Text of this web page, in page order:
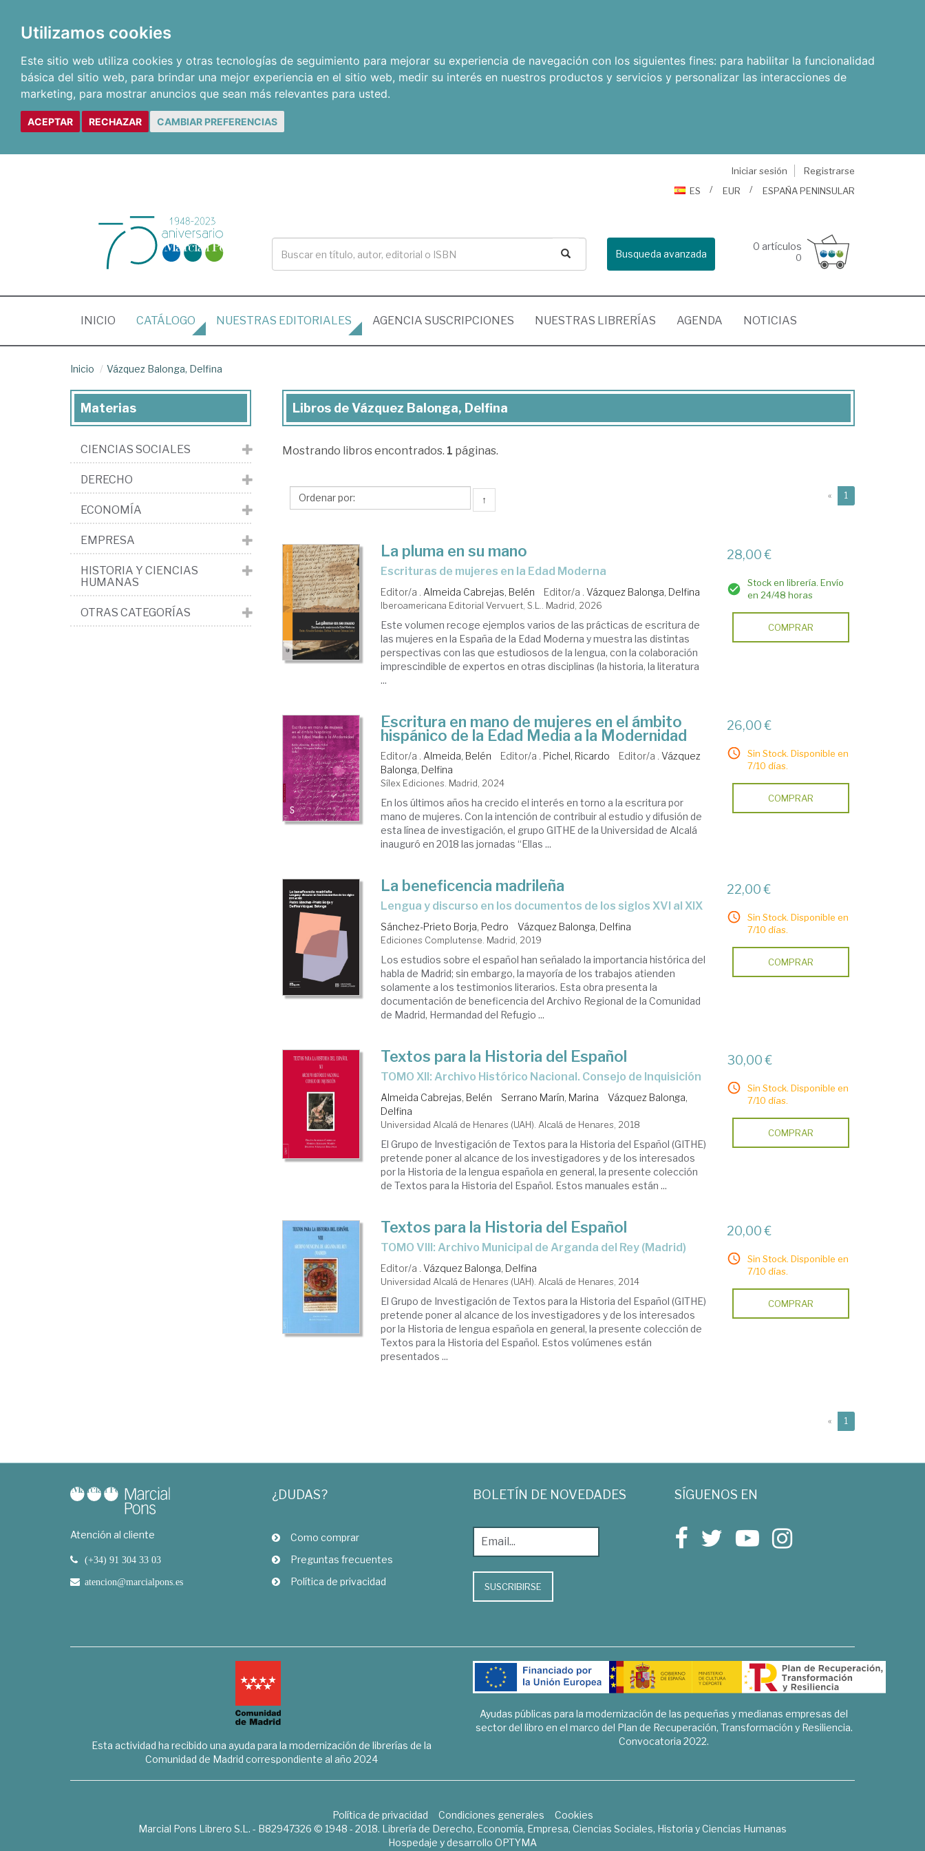
Utilizamos cookies
Este sitio web utiliza cookies y otras tecnologías de seguimiento para mejorar su experiencia de navegación con los siguientes fines: para habilitar la funcionalidad
básica del sitio web, para brindar una mejor experiencia en el sitio web, medir su interés en nuestros productos y servicios y personalizar las interacciones de
marketing, para mostrar anuncios que sean más relevantes para usted.
ACEPTAR RECHAZAR CAMBIAR PREFERENCIAS
Iniciar sesión
Registrarse
ES
EUR ESPAÑA PENINSULAR
Busqueda avanzada
0 artículos
0
INICIO (CURRENT)
CATÁLOGO NUESTRAS EDITORIALES AGENCIA SUSCRIPCIONES NUESTRAS LIBRERÍAS AGENDA NOTICIAS
Inicio Vázquez Balonga, Delfina
Libros
Vázquez
Delfina
Libros de Vázquez Balonga, Delfina
Mostrando libros encontrados. 1 páginas.
↑ « 1
La pluma en su mano
Escrituras de mujeres en la Edad Moderna
Editor/a . Almeida Cabrejas, Belén Editor/a .Vázquez Balonga, Delfina
Iberoamericana Editorial Vervuert, S.L.. Madrid, 2026
Este volumen recoge ejemplos varios de las prácticas de escritura de
las mujeres en la España de la Edad Moderna y muestra las distintas
perspectivas con las que estudiosos de la lengua, con la colaboración
imprescindible de expertos en otras disciplinas (la historia, la literatura
...
28,00 €
Stock en librería. Envío
en 24/48 horas
COMPRAR
Escritura en mano de mujeres en el ámbito
hispánico de la Edad Media a la Modernidad
Editor/a . Almeida, Belén Editor/a . Pichel, Ricardo Editor/a .Vázquez
Balonga, Delfina
Sílex Ediciones. Madrid, 2024
En los últimos años ha crecido el interés en torno a la escritura por
mano de mujeres. Con la intención de contribuir al estudio y difusión de
esta línea de investigación, el grupo GITHE de la Universidad de Alcalá
inauguró en 2018 las jornadas “Ellas ...
26,00 €
Sin Stock. Disponible en
7/10 días.
COMPRAR
La beneficencia madrileña
lengua y discurso en los documentos de los siglos XVI al XIX
Sánchez-Prieto Borja, Pedro Vázquez Balonga, Delfina
Ediciones Complutense. Madrid, 2019
Los estudios sobre el español han señalado la importancia histórica del
habla de Madrid; sin embargo, la mayoría de los trabajos atienden
solamente a los testimonios literarios. Esta obra presenta la
documentación de beneficencia del Archivo Regional de la Comunidad
de Madrid, Hermandad del Refugio ...
22,00 €
Sin Stock. Disponible en
7/10 días.
COMPRAR
Textos para la Historia del Español
TOMO XII: Archivo Histórico Nacional. Consejo de Inquisición
Almeida Cabrejas, Belén Serrano Marín, Marina
Vázquez Balonga,
Delfina
Universidad Alcalá de Henares (UAH). Alcalá de Henares, 2018
El Grupo de Investigación de Textos para la Historia del Español (GITHE)
pretende poner al alcance de los investigadores y de los interesados
por la Historia de la lengua española en general, la presente colección
de Textos para la Historia del Español. Estos manuales están ...
30,00 €
Sin Stock. Disponible en
7/10 días.
COMPRAR
Textos para la Historia del Español
TOMO VIII: Archivo Municipal de Arganda del Rey (Madrid)
Editor/a .Vázquez Balonga, Delfina
Universidad Alcalá de Henares (UAH). Alcalá de Henares, 2014
El Grupo de Investigación de Textos para la Historia del Español (GITHE)
pretende poner al alcance de los investigadores y de los interesados
por la Historia de lengua española en general, la presente colección de
Textos para la Historia del Español. Estos volúmenes están
presentados ...
20,00 €
Sin Stock. Disponible en
7/10 días.
COMPRAR
« 1
Materias
CIENCIAS SOCIALES
DERECHO
ECONOMÍA
EMPRESA
HISTORIA Y CIENCIAS
HUMANAS
OTRAS CATEGORÍAS
Atención al cliente
(+34) 91 304 33 03
atencion@marcialpons.es
¿DUDAS?
Como comprar
Preguntas frecuentes
Política de privacidad
BOLETÍN DE NOVEDADES
SUSCRIBIRSE
SÍGUENOS EN
Esta actividad ha recibido una ayuda para la modernización de librerías de la
Comunidad de Madrid correspondiente al año 2024
Ayudas públicas para la modernización de las pequeñas y medianas empresas del
sector del libro en el marco del Plan de Recuperación, Transformación y Resiliencia.
Convocatoria 2022.
Política de privacidad Condiciones generales
Cookies
Marcial Pons Librero S.L. - B82947326 © 1948 - 2018. Librería de Derecho, Economía, Empresa, Ciencias Sociales, Historia y Ciencias Humanas
Hospedaje y desarrollo OPTYMA